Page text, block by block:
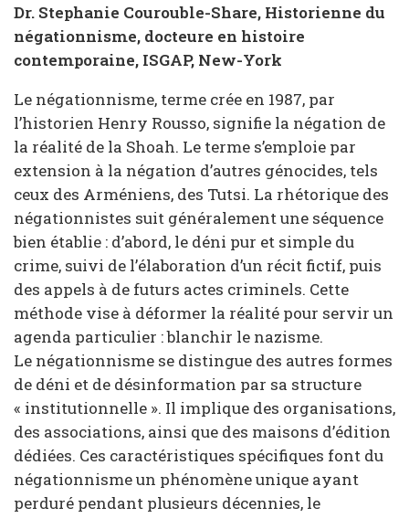
Dr. Stephanie Courouble-Share, Historienne du
négationnisme, docteure en histoire
contemporaine, ISGAP, New-York
Le négationnisme, terme crée en 1987, par
l’historien Henry Rousso, signifie la négation de
la réalité de la Shoah. Le terme s’emploie par
extension à la négation d’autres génocides, tels
ceux des Arméniens, des Tutsi. La rhétorique des
négationnistes suit généralement une séquence
bien établie : d’abord, le déni pur et simple du
crime, suivi de l’élaboration d’un récit fictif, puis
des appels à de futurs actes criminels. Cette
méthode vise à déformer la réalité pour servir un
agenda particulier : blanchir le nazisme.
Le négationnisme se distingue des autres formes
de déni et de désinformation par sa structure
« institutionnelle ». Il implique des organisations,
des associations, ainsi que des maisons d’édition
dédiées. Ces caractéristiques spécifiques font du
négationnisme un phénomène unique ayant
perduré pendant plusieurs décennies, le